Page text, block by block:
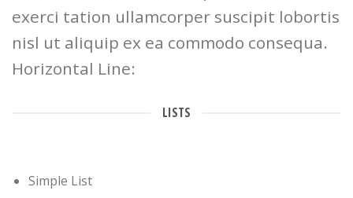
exerci tation ullamcorper suscipit lobortis
nisl ut aliquip ex ea commodo consequa.
Horizontal Line:
LISTS
Simple List